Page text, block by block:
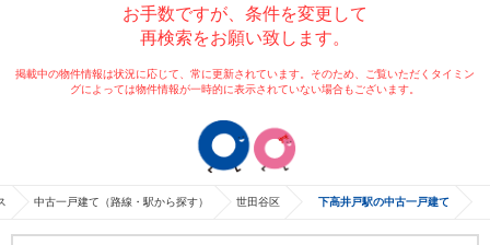
お手数ですが、条件を変更して
再検索をお願い致します。
掲載中の物件情報は状況に応じて、常に更新されています。そのため、ご覧いただくタイミン
グによっては物件情報が一時的に表示されていない場合もございます。
中古一戸建て（路線・駅から探す） 世田谷区 下高井戸駅の中古一戸建て